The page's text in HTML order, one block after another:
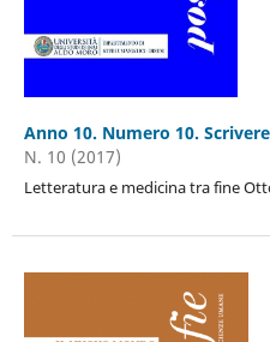
Anno 10. Numero 10.
N. 10 (2017)
Letteratura e medicina tra fine